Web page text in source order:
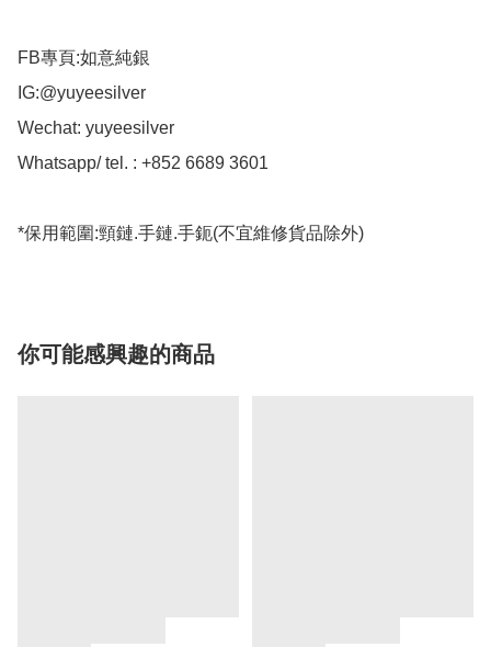
FB專頁:如意純銀
IG:@yuyeesilver
Wechat: yuyeesilver
Whatsapp/ tel. : +852 6689 3601
*保用範圍:頸鏈.手鏈.手鈪(不宜維修貨品除外)
你可能感興趣的商品